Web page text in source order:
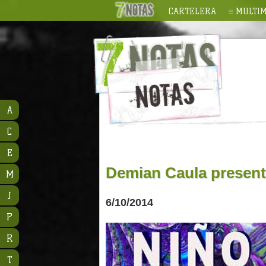
CARTELERA
Demian Caula
6/10/2014
A
C
E
M
J
P
R
T